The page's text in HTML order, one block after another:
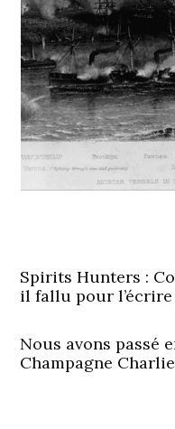
Spirits Hunters :
il fallu pour l’écrire
Nous avons passé
Champagne